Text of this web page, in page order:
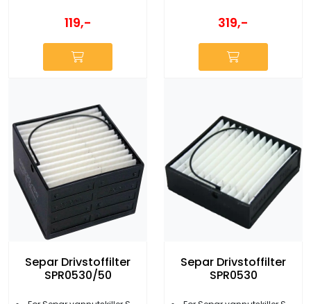
119,- 319,-
Separ Drivstoffilter
SPR0530/50
Separ Drivstoffilter
SPR0530